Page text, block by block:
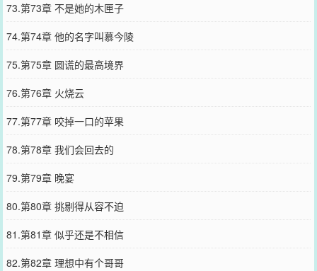
73.第73章 不是她的木匣子
74.第74章 他的名字叫慕今陵
75.第75章 圆谎的最高境界
76.第76章 火烧云
77.第77章 咬掉一口的苹果
78.第78章 我们会回去的
79.第79章 晚宴
80.第80章 挑剔得从容不迫
81.第81章 似乎还是不相信
82.第82章 理想中有个哥哥